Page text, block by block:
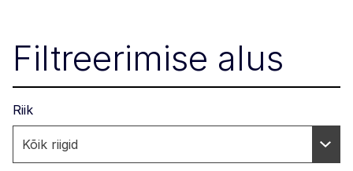
Filtreerimise alus
Riik